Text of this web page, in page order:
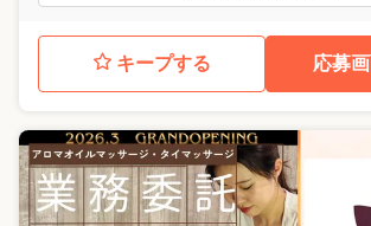
キープする 応募